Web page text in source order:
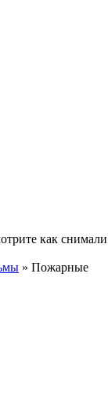
как
» Пожарные